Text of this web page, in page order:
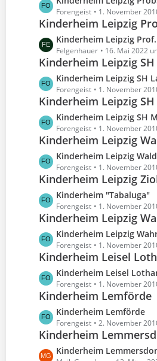
r
ä
g
e
e
i
t
r
ä
g
e
t
e
e
i
t
r
ä
g
e
e
t
z
t
e
e
i
t
r
ä
g
e
Forengeist 1. November
Kinderheim Leipzig
L
e
t
z
t
e
e
i
t
r
ä
g
e
Kinderheim Leipzig
Felgenhauer 16. Mai 2022
Kinderheim Leipzig
L
e
t
z
t
e
e
i
t
r
ä
g
e
Kinderheim Leipzig SH
Forengeist 1. November
Kinderheim Leipzig
L
e
t
z
t
e
e
i
t
r
ä
g
e
Kinderheim Leipzig SH
Forengeist 1. November
Kinderheim Leipzig
L
e
t
z
t
e
e
i
t
r
ä
g
e
Kinderheim Leipzig
Forengeist 1. November
Kinderheim Leipzig
L
e
t
z
t
e
e
i
t
r
ä
g
e
Kinderheim "Tabaluga"
Forengeist 1. November
Kinderheim Leipzig
L
e
t
z
t
e
e
i
t
r
Kinderheim Leipzig
Forengeist 1. November
Kinderheim Leisel
L
e
t
z
t
e
e
Kinderheim Leisel
Forengeist 1. November
Kinderheim Lemförde
L
e
t
z
Kinderheim Lemförde
Forengeist 2. November
Kinderheim
L
Kinderheim